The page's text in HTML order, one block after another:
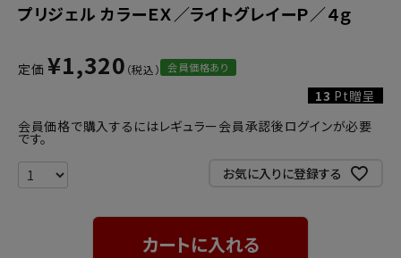
プリジェル カラーＥＸ／ライトグレイーＰ／４ｇ
定価 ¥1,320 会員価格あり
13 Pt贈呈
会員価格で購入するにはレギュラー会員承認後ログインが必要
です。
お気に入りに登録する
カートに入れる